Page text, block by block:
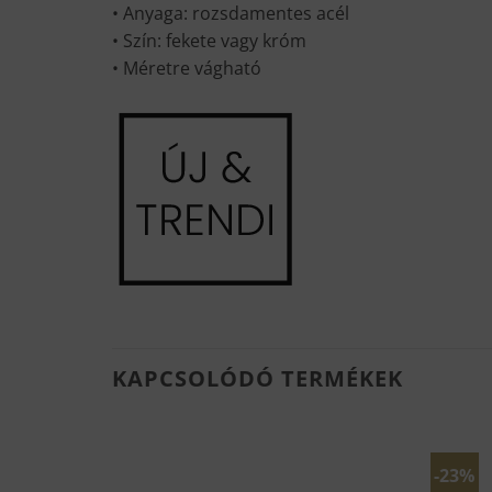
• Anyaga: rozsdamentes acél
• Szín: fekete vagy króm
• Méretre vágható
KAPCSOLÓDÓ TERMÉKEK
-23%